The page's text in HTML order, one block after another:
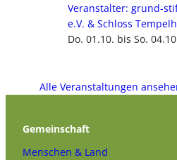
Veranstalter: grund-
e.V. & Schloss
Do. 01.10. bis So.
Alle Veranstaltungen
Gemeinschaft
Menschen & Land